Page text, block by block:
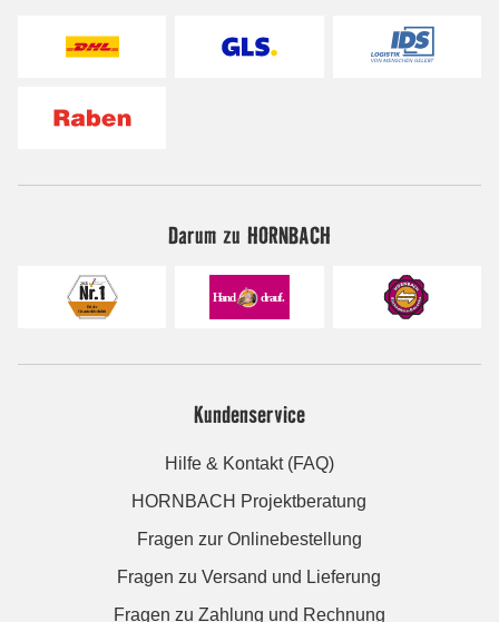
Darum zu HORNBACH
Kundenservice
Hilfe & Kontakt (FAQ)
HORNBACH Projektberatung
Fragen zur Onlinebestellung
Fragen zu Versand und Lieferung
Fragen zu Zahlung und Rechnung